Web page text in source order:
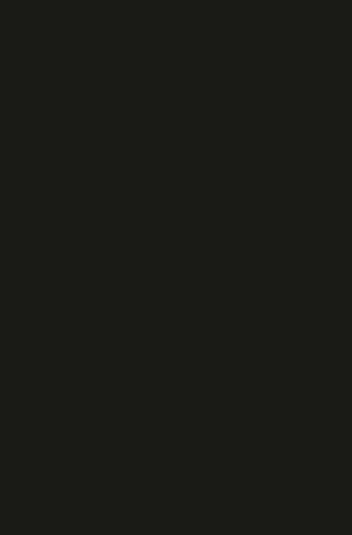
uma remessa limitada de
feira, no Estádio Nilton Santos, pelas quartas de
que foram estornadas ou canceladas. A venda
pela internet, em
havia ingressos para os setores Norte
Superior B (R$ 80) e Oeste Superior A (R$ 80).
do Botafogo